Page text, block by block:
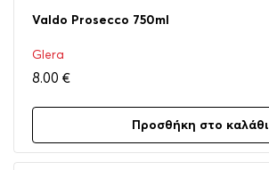
Valdo Prosecco 750ml
Glera
8.00 €
Προσθήκη στο καλάθι